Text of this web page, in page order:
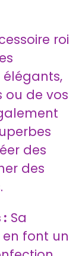
roi
élégants,
ou de vos
des
des
Sa
font un